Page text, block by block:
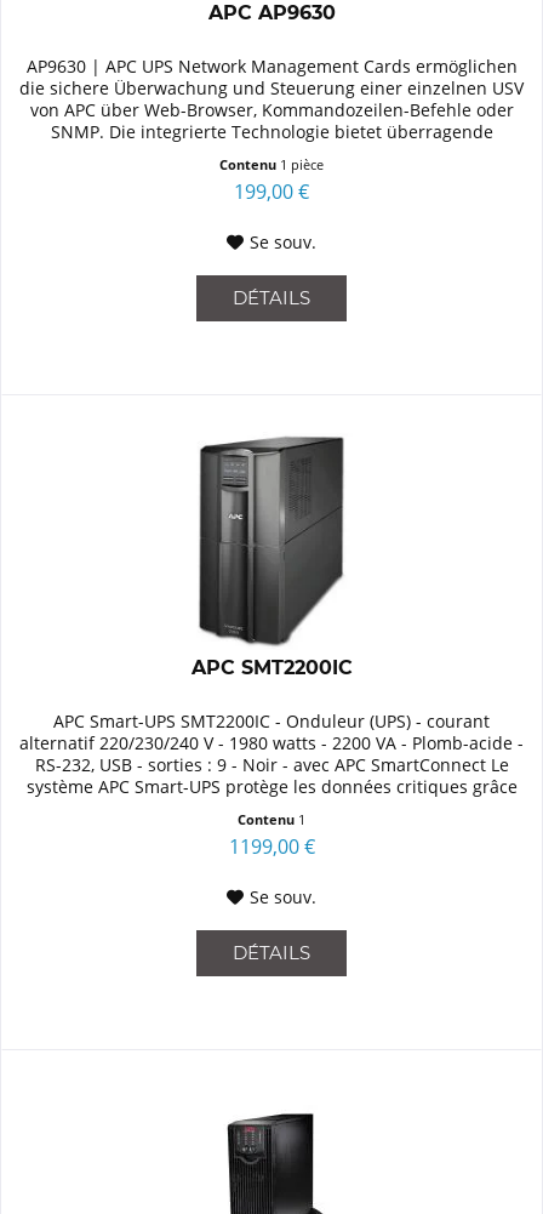
APC AP9630
AP9630 | APC UPS Network Management Cards ermöglichen
die sichere Überwachung und Steuerung einer einzelnen USV
von APC über Web-Browser, Kommandozeilen-Befehle oder
SNMP. Die integrierte Technologie bietet überragende
Zuverlässigkeit...
Contenu 1 pièce
199,00 €
Se souv.
DÉTAILS
APC SMT2200IC
APC Smart-UPS SMT2200IC - Onduleur (UPS) - courant
alternatif 220/230/240 V - 1980 watts - 2200 VA - Plomb-acide -
RS-232, USB - sorties : 9 - Noir - avec APC SmartConnect Le
système APC Smart-UPS protège les données critiques grâce
Contenu 1
1199,00 €
Se souv.
DÉTAILS